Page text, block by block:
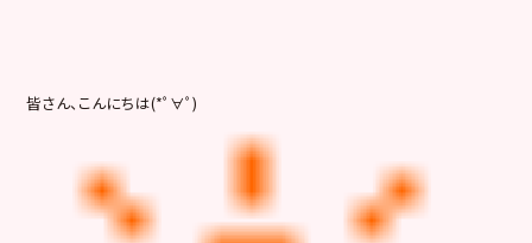
皆さん、こんにちは(*ﾟ∀ﾟ)